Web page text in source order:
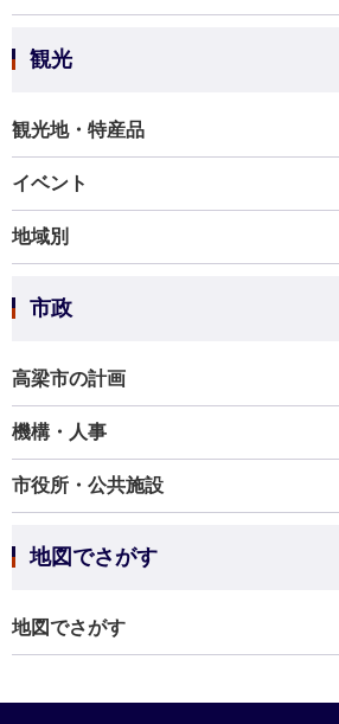
観光
観光地・特産品
イベント
地域別
市政
高梁市の計画
機構・人事
市役所・公共施設
地図でさがす
地図でさがす